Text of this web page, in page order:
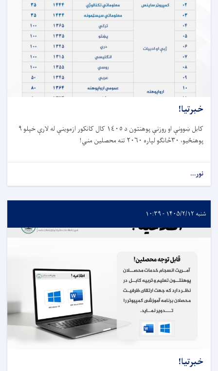
خبرتیا!
کابل ښوونې او روزنې پوهنتون د ١٤٠٥ کال کانکور ازموینې له لارې خپلو ٩
پوهنځیو، ٣٠څانګو لپاره ٢٠٦٠ تنه محصلین مني!
نور...
شنبه ۱۴۰۵/۲/۱۲ - ۱۰:۳۹
خبرتیا!